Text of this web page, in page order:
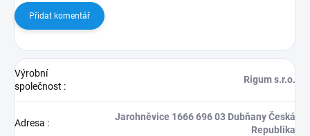
Přidat komentář
Výrobní
společnost :
Rigum s.r.o.
Adresa :
Jarohněvice 1666 696 03 Dubňany Česká
Republika